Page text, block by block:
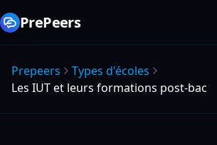
PrePeers
Prepeers
Types d'écoles
Les IUT et leurs formations post-bac